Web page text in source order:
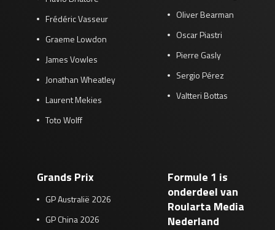
Frédéric Vasseur
Graeme Lowdon
James Vowles
Jonathan Wheatley
Laurent Mekies
Toto Wolff
Oliver Bearman
Oscar Piastri
Pierre Gasly
Sergio Pérez
Valtteri Bottas
Grands Prix
GP Australië 2026
GP China 2026
Formule 1 is
onderdeel van
Roularta Media
Nederland